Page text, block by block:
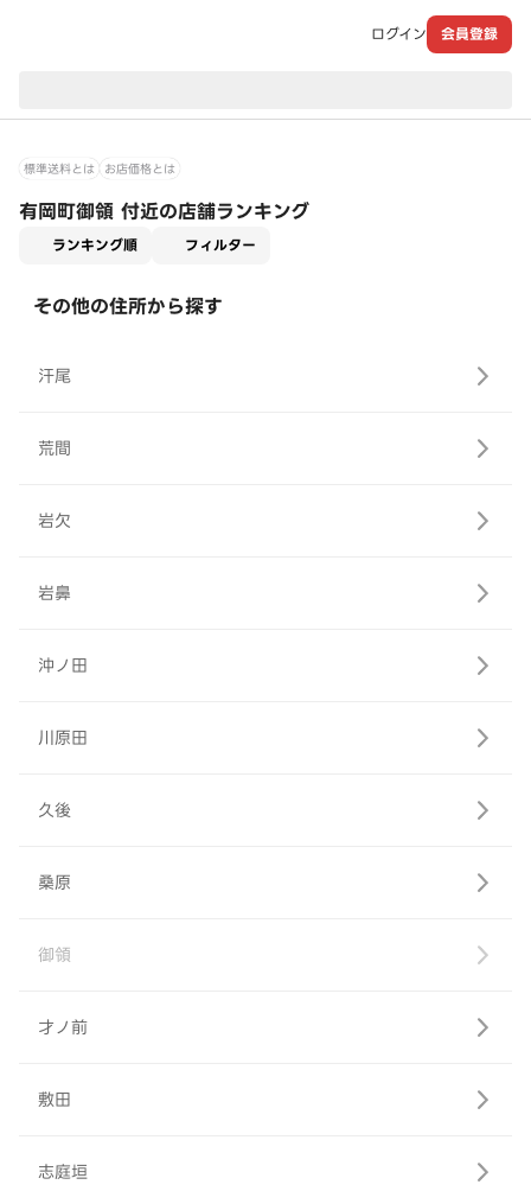
ログイン 会員登録
標準送料とは お店価格とは
有岡町御領 付近の店舗ランキング
ランキング順 フィルター
その他の住所から探す
汗尾
荒間
岩欠
岩鼻
沖ノ田
川原田
久後
桑原
御領
才ノ前
敷田
志庭垣